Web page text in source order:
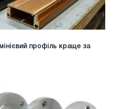
профіль краще за